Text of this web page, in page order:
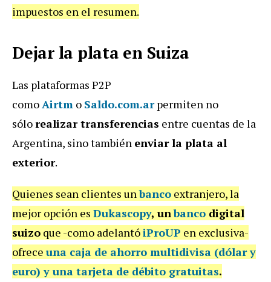
impuestos en el resumen.
Dejar la plata en Suiza
Las plataformas P2P
comoAirtm o Saldo.com.arpermiten no
sólorealizar transferencias entre cuentas de la
Argentina, sino también enviar la plata al
exterior.
Quienes sean clientes unbanco extranjero, la
mejor opción es Dukascopy, unbanco digital
suizo que -como adelantóiProUP en exclusiva-
ofrece una caja de ahorro multidivisa (dólar y
euro) y una tarjeta de débito gratuitas.